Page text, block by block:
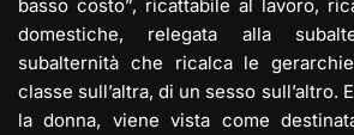
basso costo”, ricattabile al lavoro,
domestiche, relegata alla
subalternità che ricalca le
classe sull’altra, di un sesso sull’altro.
la donna, viene vista come